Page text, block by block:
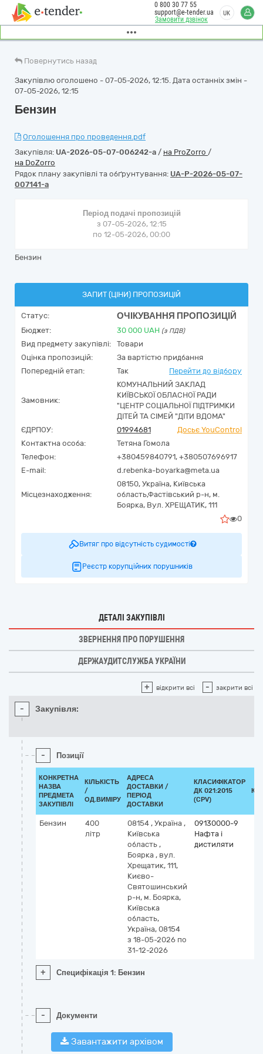
Замовити дзвінок
0 800 30 77 55
support@e-tender.ua
UK
Повернутись назад
Закупівлю оголошено - 07-05-2026, 12:15. Дата останніх змін -
07-05-2026, 12:15
Бензин
Оголошення про проведення.pdf
Закупівля: UA-2026-05-07-006242-a / на ProZorro /
на DoZorro
Рядок плану закупівлі та обґрунтування: UA-P-2026-05-07-
007141-a
Період подачі пропозицій
з 07-05-2026, 12:15
по 12-05-2026, 00:00
Бензин
ЗАПИТ (ЦІНИ) ПРОПОЗИЦІЙ
Статус: ОЧІКУВАННЯ ПРОПОЗИЦІЙ
Бюджет: 30 000 UAH (з ПДВ)
Вид предмету закупівлі:
Товари
Оцінка пропозицій:
За вартістю придбання
Попередній етап:
Так Перейти до відбору
Замовник:
КОМУНАЛЬНИЙ ЗАКЛАД
КИЇВСЬКОЇ ОБЛАСНОЇ РАДИ
"ЦЕНТР СОЦІАЛЬНОЇ ПІДТРИМКИ
ДІТЕЙ ТА СІМЕЙ "ДІТИ ВДОМА"
ЄДРПОУ:
01994681
Досьє YouControl
Контактна особа:
Тетяна Гомола
Телефон:
+380459840791, +380507696917
E-mail:
d.rebenka-boyarka@meta.ua
Місцезнаходження:
08150, Україна, Київська
область,Фастівський р-н, м.
Боярка, Вул. ХРЕЩАТИК, 111
0
Витяг про відсутність судимості
Реєстр корупційних порушників
ДЕТАЛІ ЗАКУПІВЛІ
ЗВЕРНЕННЯ ПРО ПОРУШЕННЯ
ДЕРЖАУДИТСЛУЖБА УКРАЇНИ
+ відкрити всі - закрити всі
- Закупівля:
- Позиції
КОНКРЕТНА
НАЗВА
ПРЕДМЕТА
ЗАКУПІВЛІ
КІЛЬКІСТЬ
/
ОД.ВИМІРУ
АДРЕСА
ДОСТАВКИ /
ПЕРІОД
ДОСТАВКИ
КЛАСИФІКАТОР
ДК 021:2015
(CPV)
Бензин
400
літр
08154 , Україна ,
Київська
область ,
Боярка , вул.
Хрещатик, 111,
Києво-
Святошинський
р-н, м. Боярка,
Київська
область,
Україна, 08154
з 18-05-2026 по
31-12-2026
09130000-9
Нафта і
дистиляти
+ Специфікація 1: Бензин
- Документи
Завантажити архівом